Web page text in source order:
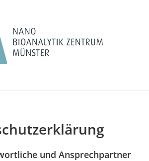
und Ansprechpartner